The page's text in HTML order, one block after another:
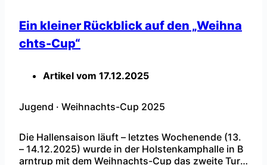
Ein kleiner Rückblick auf den „Weihna
chts-Cup“
Artikel vom 17.12.2025
Jugend · Weihnachts-Cup 2025
Die Hallensaison läuft – letztes Wochenende (13.
– 14.12.2025) wurde in der Holstenkamphalle in B
arntrup mit dem Weihnachts-Cup das zweite Turn